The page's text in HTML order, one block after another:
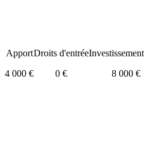
Apport
4 000 €
Droits d'entrée
0 €
8 000 €